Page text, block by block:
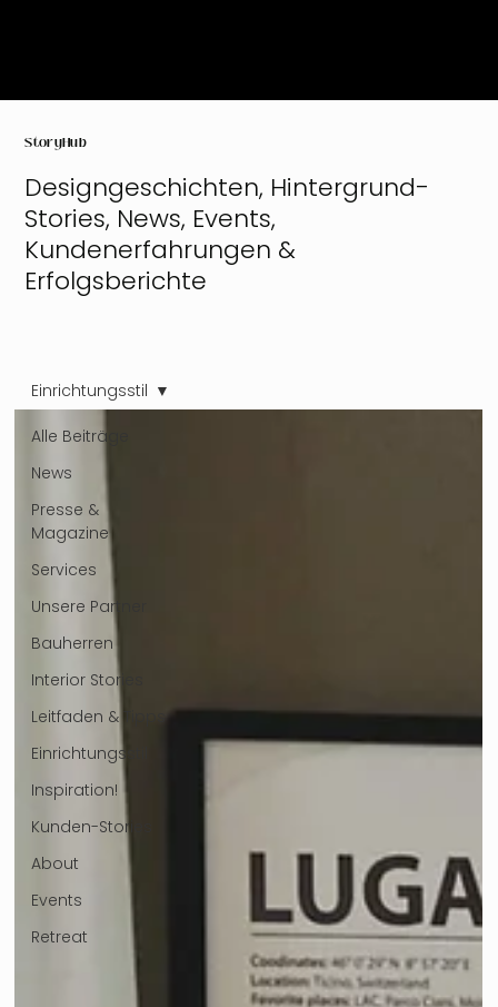
StoryHub
Designgeschichten, Hintergrund-
Stories, News, Events,
Kundenerfahrungen &
Erfolgsberichte
Alle Beiträge
News
Presse &
Magazine
Services
Unsere Partner
Bauherren
Interior Stories
Leitfaden & Tipps
Einrichtungsstil
Inspiration!
Kunden-Stories
About
Events
Retreat
Einrichtungsstil